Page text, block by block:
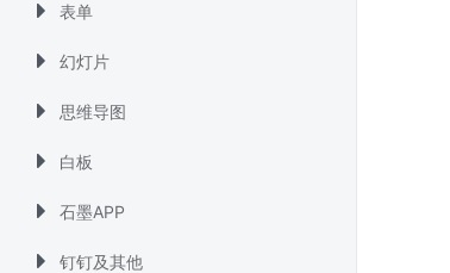
表单
幻灯片
思维导图
白板
石墨APP
钉钉及其他